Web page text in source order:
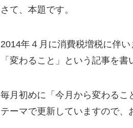
さて、本題です。
2014年４月に消費税増税に伴い
「変わること」という記事を書
毎月初めに「今月から変わるこ
テーマで更新していますので、